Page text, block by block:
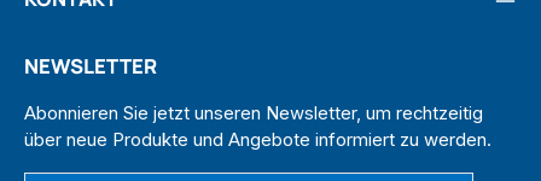
NEWSLETTER
Abonnieren Sie jetzt unseren Newsletter, um rechtzeitig
über neue Produkte und Angebote informiert zu werden.